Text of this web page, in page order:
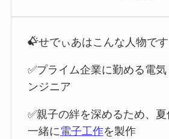
せでぃあはこんな人物です
✅プライム企業に勤める電
ンジニア
✅親子の絆を深めるため、夏
一緒に電子工作を製作